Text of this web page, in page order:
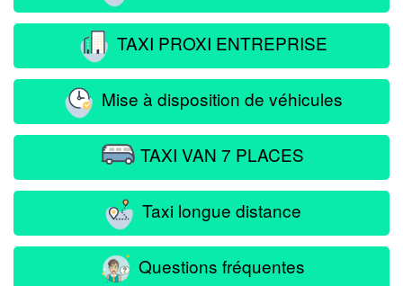
TAXI PROXI ENTREPRISE
Mise à disposition de véhicules
TAXI VAN 7 PLACES
Taxi longue distance
Questions fréquentes